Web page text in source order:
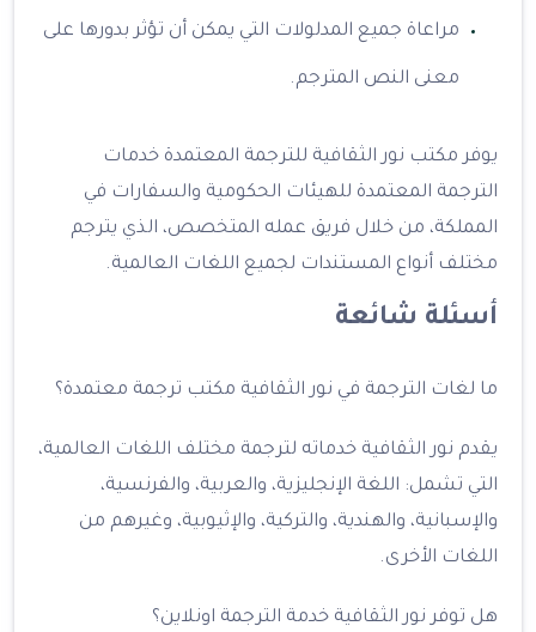
مراعاة جميع المدلولات التي يمكن أن تؤثر بدورها على
معنى النص المترجم.
يوفر مكتب نور الثقافية للترجمة المعتمدة خدمات
الترجمة المعتمدة للهيئات الحكومية والسفارات في
المملكة، من خلال فريق عمله المتخصص، الذي يترجم
مختلف أنواع المستندات لجميع اللغات العالمية.
أسئلة شائعة
ما لغات الترجمة في نور الثقافية مكتب ترجمة معتمدة؟
يقدم نور الثقافية خدماته لترجمة مختلف اللغات العالمية،
التي تشمل: اللغة الإنجليزية، والعربية، والفرنسية،
والإسبانية، والهندية، والتركية، والإثيوبية، وغيرهم من
اللغات الأخرى.
هل توفر نور الثقافية خدمة الترجمة اونلاين؟